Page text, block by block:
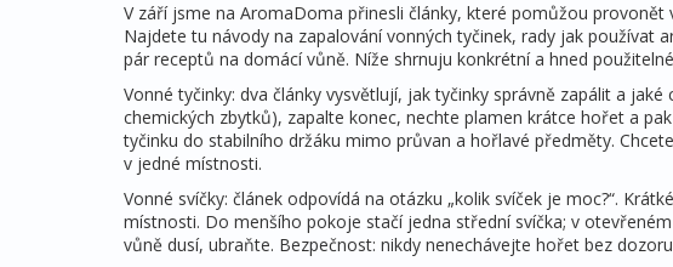
V září jsme na AromaDoma přinesli články, které pomůžou provonět
Najdete tu návody na zapalování vonných tyčinek, rady jak používat
pár receptů na domácí vůně. Níže shrnuju konkrétní a hned
Vonné tyčinky: dva články vysvětlují, jak tyčinky správně zapálit a
chemických zbytků), zapalte konec, nechte plamen krátce hořet a
tyčinku do stabilního držáku mimo průvan a hořlavé předměty.
v jedné místnosti.
Vonné svíčky: článek odpovídá na otázku „kolik svíček je moc?“.
místnosti. Do menšího pokoje stačí jedna střední svíčka; v
vůně dusí, ubraňte. Bezpečnost: nikdy nenechávejte hořet bez